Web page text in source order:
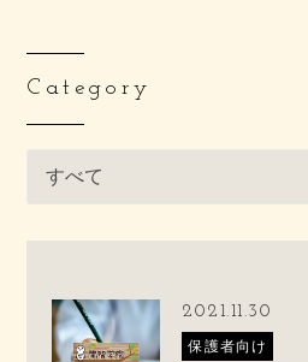
2021.11.30
保護者向け
Category